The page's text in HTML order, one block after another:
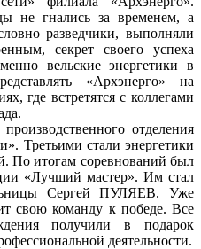
не гнались за временем, а
разведчики, выполняли
секрет своего успеха
вельские энергетики в
«Архэнерго» на
где встретятся с коллегами
отделения
Третьими стали энергетики
По итогам соревнований был
«Лучший мастер». Им стал
Сергей ПУЛЯЕВ. Уже
свою команду к победе. Все
получили в подарок
деятельности.